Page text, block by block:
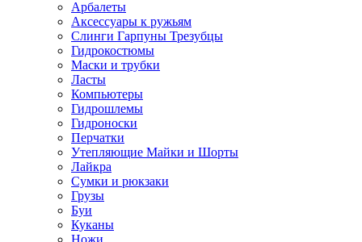
Арбалеты
Аксессуары к ружьям
Слинги Гарпуны Трезубцы
Гидрокостюмы
Маски и трубки
Ласты
Компьютеры
Гидрошлемы
Гидроноски
Перчатки
Утепляющие Майки и Шорты
Лайкра
Сумки и рюкзаки
Грузы
Буи
Куканы
Ножи